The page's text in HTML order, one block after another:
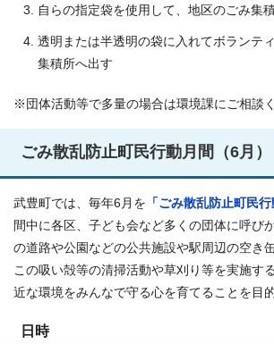
自らの指定袋を使用して、地区のごみ集
透明または半透明の袋に入れてボランテ
集積所へ出す
※団体活動等で多量の場合は環境課にご相談く
ごみ散乱防止町民行動月間（6月）
武豊町では、毎年6月を 「ごみ散乱防止町民行
間中に各区、子ども会など多くの団体に呼び
の道路や公園などの公共施設や駅周辺の空き
この吸い殻等の清掃活動や草刈り等を実施す
近な環境をみんなで守る心を育てることを目
日時